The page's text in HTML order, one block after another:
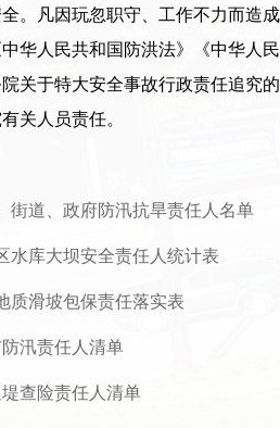
。凡因玩忽职守、工作不力而造成
华人民共和国防洪法》《中华人民
关于特大安全事故行政责任追究的
关人员责任。
街道、政府防汛抗旱责任人名单
水库大坝安全责任人统计表
质滑坡包保责任落实表
汛责任人清单
查险责任人清单